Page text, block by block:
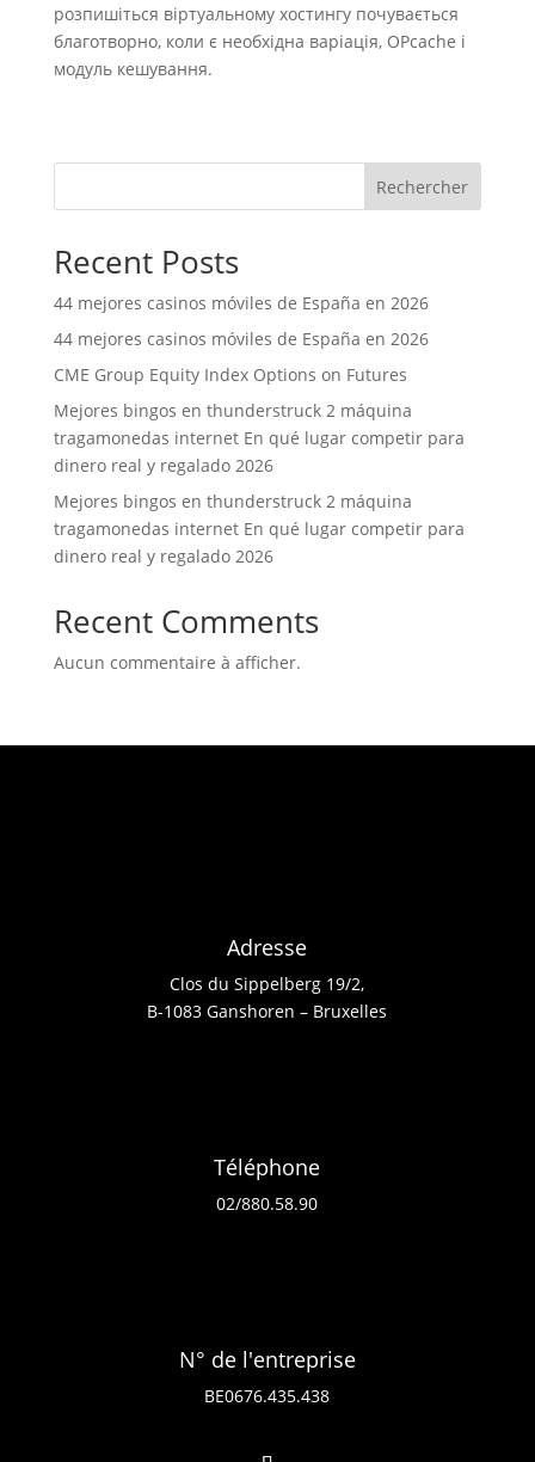
розпишіться віртуальному хостингу почувається
благотворно, коли є необхідна варіація, OPcache і
модуль кешування.
Rechercher
Recent Posts
44 mejores casinos móviles de España en 2026
44 mejores casinos móviles de España en 2026
CME Group Equity Index Options on Futures
Mejores bingos en thunderstruck 2 máquina
tragamonedas internet En qué lugar competir para
dinero real y regalado 2026
Mejores bingos en thunderstruck 2 máquina
tragamonedas internet En qué lugar competir para
dinero real y regalado 2026
Recent Comments
Aucun commentaire à afficher.
Adresse
Clos du Sippelberg 19/2,
B-1083 Ganshoren – Bruxelles
Téléphone
02/880.58.90
N° de l'entreprise
BE0676.435.438